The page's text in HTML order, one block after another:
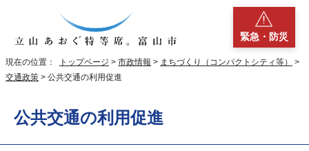
緊急・防災
現在の位置： トップページ > 市政情報 > まちづくり（コンパクトシティ等）
>
交通政策 > 公共交通の利用促進
公共交通の利用促進